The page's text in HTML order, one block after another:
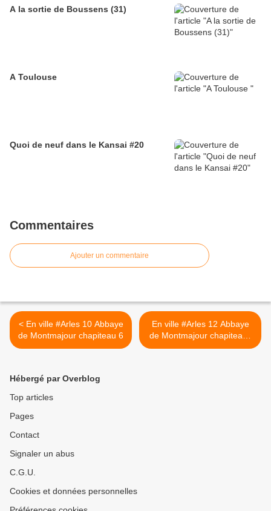
A la sortie de Boussens (31)
A Toulouse
Quoi de neuf dans le Kansai #20
Commentaires
Ajouter un commentaire
< En ville #Arles 10 Abbaye
de Montmajour chapiteau 6
En ville #Arles 12 Abbaye
de Montmajour chapiteaux
7 >
Hébergé par Overblog
Top articles
Pages
Contact
Signaler un abus
C.G.U.
Cookies et données personnelles